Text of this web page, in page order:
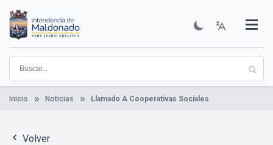
contenido
principal
Institucional
Municipios
Descubre Maldonado
Comunicación
Servicios
Guía De Trámites
Ver Noticias
Inicio Noticias Llamado A Cooperativas Sociales
Volver